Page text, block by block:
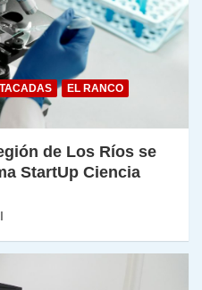
EL RANCO
de Los Ríos se
StartUp Ciencia